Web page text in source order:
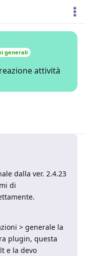
generali
attività
dalla ver. 2.4.23
di
> generale la
plugin, questa
e la devo